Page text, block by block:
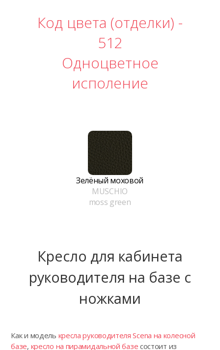
Код цвета (отделки) -
512
Одноцветное
исполение
Зелёный моховой
MUSCHIO
moss green
Кресло для кабинета
руководителя на базе с
ножками
Как и модель кресла руководителя Scena на колесной
базе, кресло на пирамидальной базе состоит из